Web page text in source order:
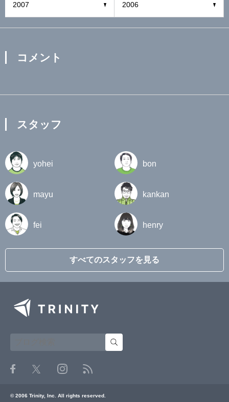
2007 2006
コメント
スタッフ
yohei bon
mayu kankan
fei henry
すべてのスタッフを見る
© 2006 Trinity, Inc. All rights reserved.